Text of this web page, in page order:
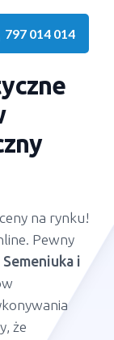
797 014 014
na rynku!
Pewny
i
że